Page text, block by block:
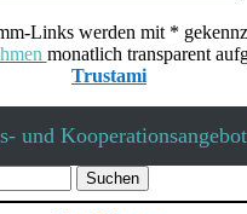
Links werden mit *
monatlich transparent
Trustami
und Kooperationsangebot